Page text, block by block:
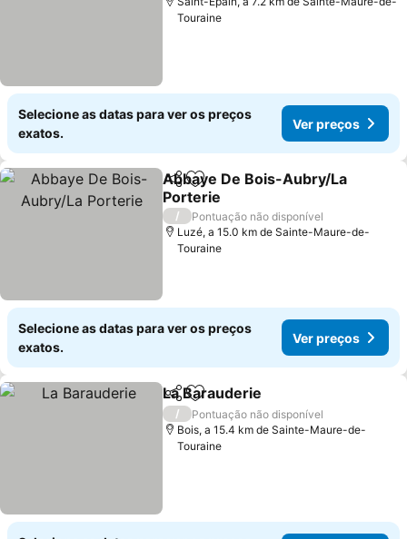
Touraine
Selecione as datas para ver os preços
exatos.
Ver preços
PartilharAdicionar aos favoritos
Abbaye De Bois-Aubry/La
Porterie
Ver preços
/
Pontuação não disponível
Luzé, a 15.0 km de Sainte-Maure-de-
Touraine
Selecione as datas para ver os preços
exatos.
Ver preços
PartilharAdicionar aos favoritos
La Barauderie
/
Pontuação não disponível
Bois, a 15.4 km de Sainte-Maure-de-
Touraine